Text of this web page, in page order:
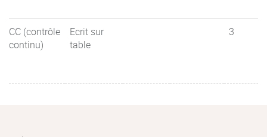
CC (contrôle
continu)
Ecrit sur
table
3